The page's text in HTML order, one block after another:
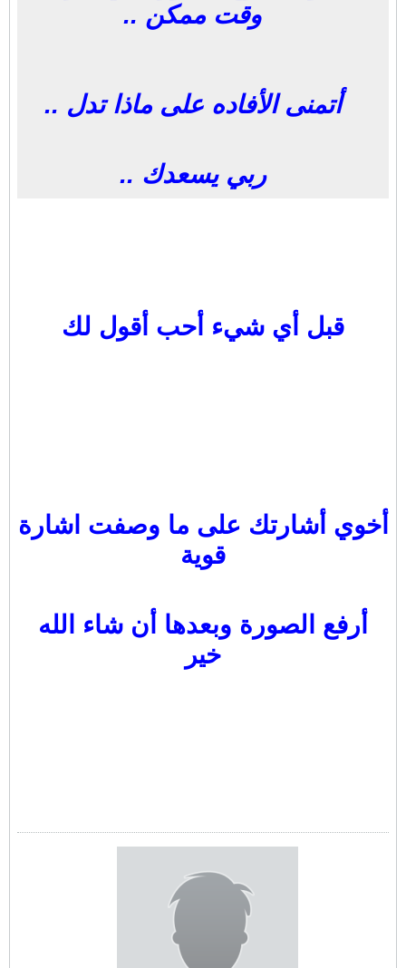
وقت ممكن ..
أتمنى الأفاده على ماذا تدل ..
ربي يسعدك ..
قبل أي شيء أحب أقول لك
أخوي أشارتك على ما وصفت اشارة
قوية
أرفع الصورة وبعدها أن شاء الله
خير